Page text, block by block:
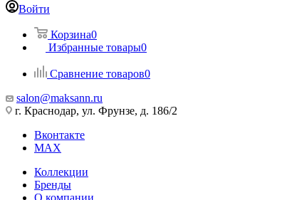
Войти
Корзина0
Избранные товары0
Сравнение товаров0
salon@maksann.ru
г. Краснодар, ул. Фрунзе, д. 186/2
Вконтакте
MAX
Коллекции
Бренды
О компании